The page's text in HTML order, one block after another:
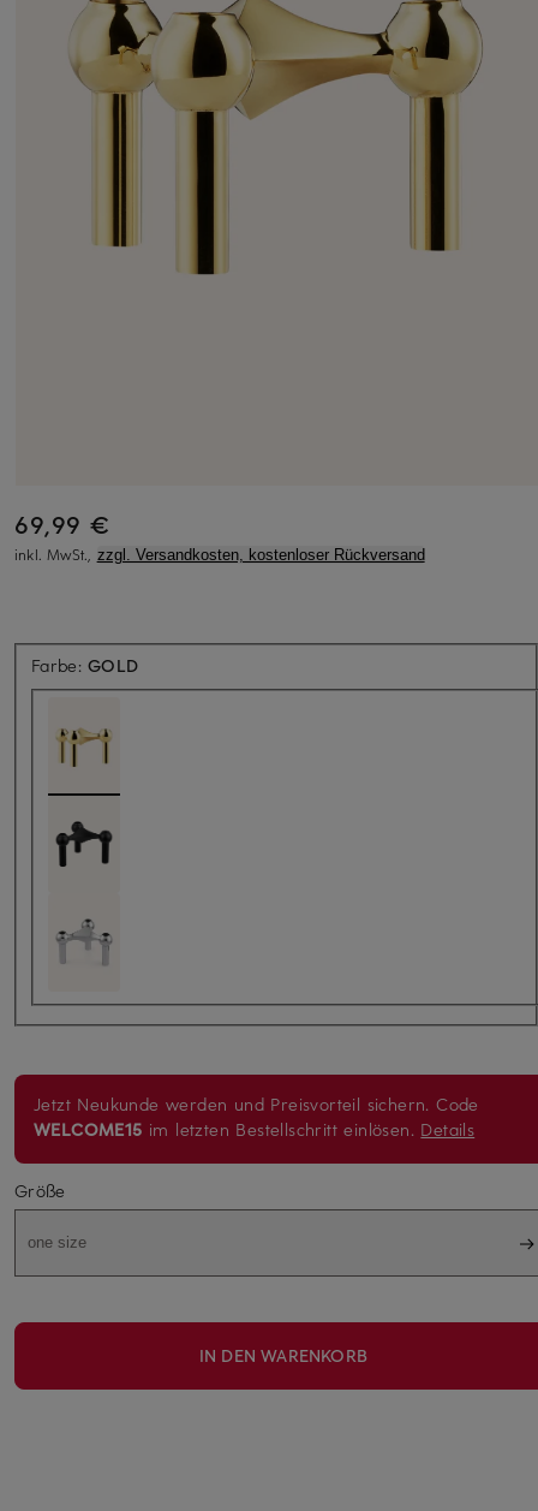
69,99 €
inkl. MwSt., zzgl. Versandkosten, kostenloser Rückversand
Farbe:GOLD
Jetzt Neukunde werden und Preisvorteil sichern. Code
WELCOME15 im letzten Bestellschritt einlösen. Details
Größe
one size
IN DEN WARENKORB